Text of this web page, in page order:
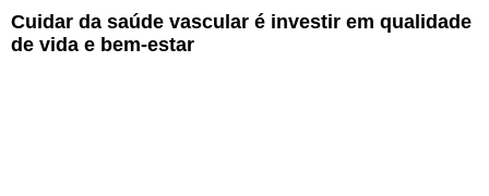
Cuidar da saúde vascular é investir em qualidade
de vida e bem-estar